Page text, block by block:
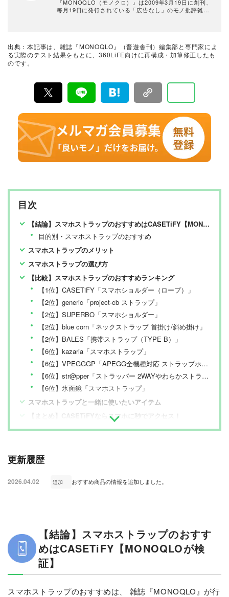
『MONOQLO（モノクロ）』は2009年3月19日に創刊、
毎月19日に発行されている「広告なし」のモノ批評雑誌
に良いモノ」だけを厳選して紹介。編集長・山田和樹を
中心に、11名以上の編集体制で日々の検証・記事制作を
出典：本記事は、雑誌『MONOQLO』（晋遊舎刊）編集部と専門家によ
る実際のテスト結果をもとに、360LiFE向けに再構成・加筆修正したも
のです。
目次
【結論】スマホストラップのおすすめはCASETiFY【MONOQLOが検証】
目的別・スマホストラップのおすすめ
スマホストラップのメリット
スマホストラップの選び方
【比較】スマホストラップのおすすめランキング
【1位】CASETiFY「スマホショルダー（ロープ）」
【2位】generic「project-cb ストラップ」
【2位】SUPERBO「スマホショルダー」
【2位】blue corn「ネックストラップ 首掛け/斜め掛け」
【2位】BALES「携帯ストラップ（TYPE B）」
【6位】kazaria「スマホストラップ」
【6位】VPEGGGP「APEGG全機種対応 ストラップホルダー」
【6位】str@pper「ストラッパー 2WAYやわらかストラップ」
【6位】氷面鏡「スマホストラップ」
スマホストラップと一緒に使いたいアイテム
【まとめ】CASETiFYならスマホに秒でアクセス！
更新履歴
2026.04.02 追加 おすすめ商品の情報を追加しました。
【結論】スマホストラップのおすす
めはCASETiFY【MONOQLOが検
証】
スマホストラップのおすすめは、 雑誌『MONOQLO』が行